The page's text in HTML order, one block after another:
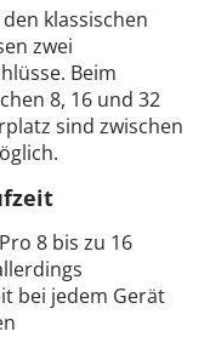
klassischen
zwei
Beim
8, 16 und 32
sind zwischen
8 bis zu 16
bei jedem Gerät